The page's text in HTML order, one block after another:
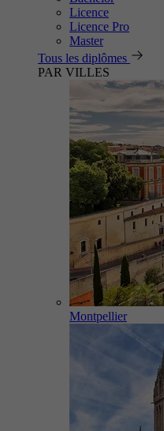
Licence
Licence Pro
Master
Tous les diplômes
PAR VILLES
Montpellier